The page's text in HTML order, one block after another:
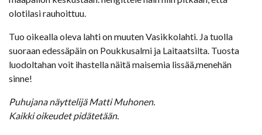
olotilasi rauhoittuu.
Tuo oikealla oleva lahti on muuten Vasikkolahti. Ja tuolla
suoraan edessäpäin on Poukkusalmi ja Laitaatsilta. Tuosta
luodoltahan voit ihastella näitä maisemia lissää,menehän
sinne!
Puhujana näyttelijä Matti Muhonen.
Kaikki oikeudet pidätetään.